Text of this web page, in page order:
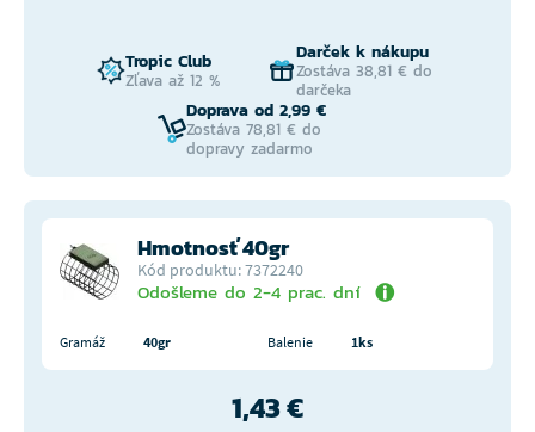
Tropic Club
Zľava až 12 %
Darček k nákupu
Zostáva 38,81 € do
darčeka
Doprava od 2,99 €
Zostáva 78,81 € do
dopravy zadarmo
Hmotnosť 40gr
Kód produktu: 7372240
Odošleme do 2-4 prac. dní
Gramáž 40gr Balenie 1ks
1,43 €